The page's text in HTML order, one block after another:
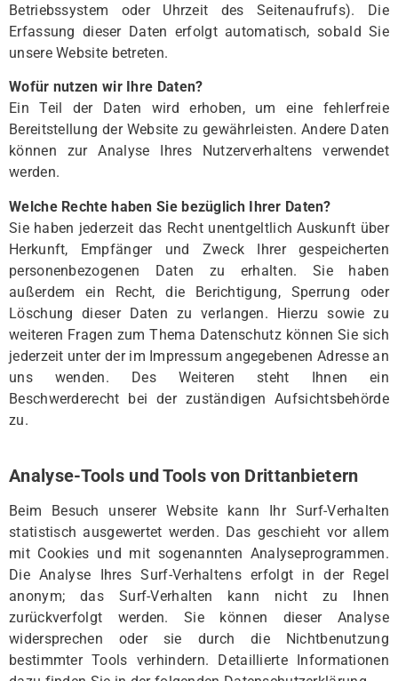
Betriebssystem oder Uhrzeit des Seitenaufrufs). Die
Erfassung dieser Daten erfolgt automatisch, sobald Sie
unsere Website betreten.
Wofür nutzen wir Ihre Daten?
Ein Teil der Daten wird erhoben, um eine fehlerfreie
Bereitstellung der Website zu gewährleisten. Andere Daten
können zur Analyse Ihres Nutzerverhaltens verwendet
werden.
Welche Rechte haben Sie bezüglich Ihrer Daten?
Sie haben jederzeit das Recht unentgeltlich Auskunft über
Herkunft, Empfänger und Zweck Ihrer gespeicherten
personenbezogenen Daten zu erhalten. Sie haben
außerdem ein Recht, die Berichtigung, Sperrung oder
Löschung dieser Daten zu verlangen. Hierzu sowie zu
weiteren Fragen zum Thema Datenschutz können Sie sich
jederzeit unter der im Impressum angegebenen Adresse an
uns wenden. Des Weiteren steht Ihnen ein
Beschwerderecht bei der zuständigen Aufsichtsbehörde
zu.
Analyse-Tools und Tools von Drittanbietern
Beim Besuch unserer Website kann Ihr Surf-Verhalten
statistisch ausgewertet werden. Das geschieht vor allem
mit Cookies und mit sogenannten Analyseprogrammen.
Die Analyse Ihres Surf-Verhaltens erfolgt in der Regel
anonym; das Surf-Verhalten kann nicht zu Ihnen
zurückverfolgt werden. Sie können dieser Analyse
widersprechen oder sie durch die Nichtbenutzung
bestimmter Tools verhindern. Detaillierte Informationen